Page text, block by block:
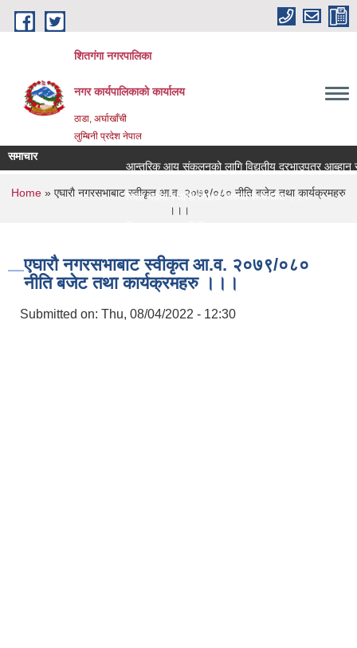
Skip to main content
शितगंगा नगरपालिका
नगर कार्यपालिकाकाे कार्यालय
ठाडा, अर्घाखाँची
लुम्बिनी प्रदेश नेपाल
समाचार
आन्तरिक आय संकलनको लागि विद्युतीय दरभाउपत्र आब्हान
रिक्त पदमा स्थायी शिक्षक सरुवा सम्बन्धमा ।।।
You are here
Home » एघाराै नगरसभाबाट स्वीकृत आ‍.व. २०७९/०८० नीति बजेट तथा कार्यक्रमहरु
।।।
एघाराै नगरसभाबाट स्वीकृत आ‍.व. २०७९/०८०
नीति बजेट तथा कार्यक्रमहरु ।।।
Submitted on: Thu, 08/04/2022 - 12:30